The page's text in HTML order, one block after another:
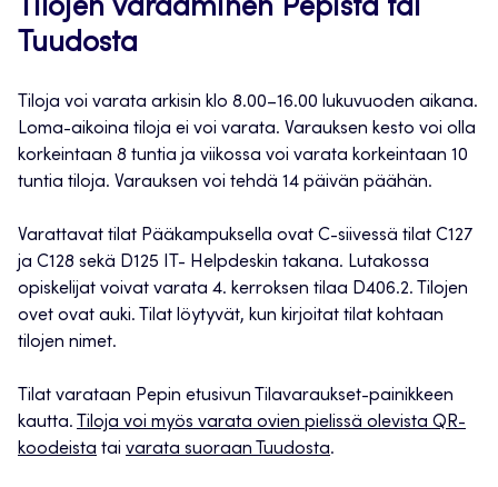
Tilojen varaaminen Pepistä tai
Tuudosta
Tiloja voi varata arkisin klo 8.00–16.00 lukuvuoden aikana.
Loma-aikoina tiloja ei voi varata. Varauksen kesto voi olla
korkeintaan 8 tuntia ja viikossa voi varata korkeintaan 10
tuntia tiloja. Varauksen voi tehdä 14 päivän päähän.
Varattavat tilat Pääkampuksella ovat C-siivessä tilat C127
ja C128 sekä D125 IT- Helpdeskin takana. Lutakossa
opiskelijat voivat varata 4. kerroksen tilaa D406.2. Tilojen
ovet ovat auki. Tilat löytyvät, kun kirjoitat tilat kohtaan
tilojen nimet.
Tilat varataan Pepin etusivun Tilavaraukset-painikkeen
kautta. Tiloja voi myös varata ovien pielissä olevista QR-
koodeista tai varata suoraan Tuudosta.